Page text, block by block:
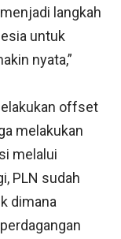
langkah
untuk
nyata,”
offset
melakukan
melalui
PLN sudah
dimana